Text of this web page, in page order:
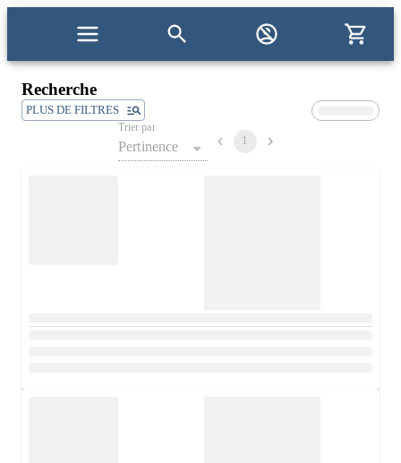
Recherche
PLUS DE FILTRES
Trier par
Pertinence 1